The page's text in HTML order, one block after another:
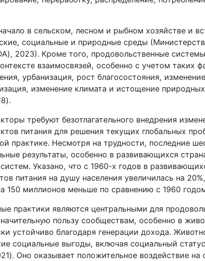
в сельском, лесном и рыбном хозяйстве и
социальные и природные среды
2023). Кроме того, продовольственные
взаимосвязей, особенно с учетом таких
урбанизация, рост благосостояния,
изменение климата и истощение
требуют безотлагательного внедрения
питания для решения текущих глобальных
практике. Несмотря на трудности, последние
результаты, особенно в развивающихся
Указано, что с 1960-х годов в
питания на душу населения увеличилась на
150 миллионов меньше по сравнению с 1960
практики являются центральными для
пользу сообществам, особенно в
устойчиво благодаря генерации дохода.
социальные выгоды, включая социальный
Оно оказывает положительное воздействие